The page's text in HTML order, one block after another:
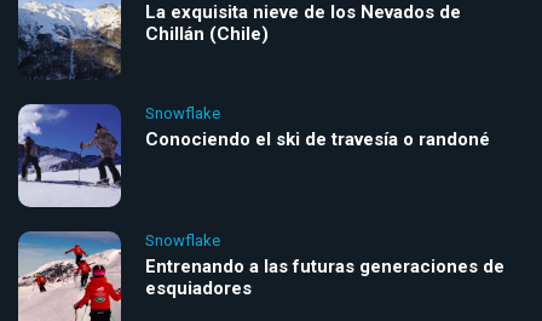
La exquisita nieve de los Nevados de
Chillán (Chile)
Snowflake
Conociendo el ski de travesía o randoné
Snowflake
Entrenando a las futuras generaciones de
esquiadores